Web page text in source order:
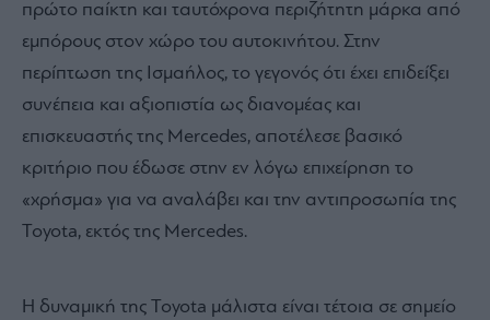
πρώτο παίκτη και ταυτόχρονα περιζήτητη μάρκα από
εμπόρους στον χώρο του αυτοκινήτου. Στην
περίπτωση της Ισμαήλος, το γεγονός ότι έχει επιδείξει
συνέπεια και αξιοπιστία ως διανομέας και
επισκευαστής της Mercedes, αποτέλεσε βασικό
κριτήριο που έδωσε στην εν λόγω επιχείρηση το
«χρήσμα» για να αναλάβει και την αντιπροσωπία της
Toyota, εκτός της Mercedes.
Η δυναμική της Toyota μάλιστα είναι τέτοια σε σημείο